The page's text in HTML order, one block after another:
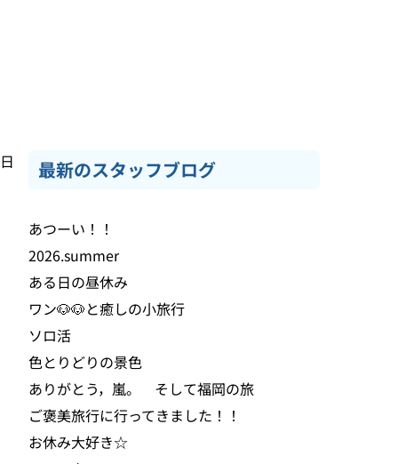
最新のスタッフブログ
あつーい！！
2026.summer
ある日の昼休み
ワン🐶🐶と癒しの小旅行
ソロ活
色とりどりの景色
ありがとう，嵐。 そして福岡の旅
ご褒美旅行に行ってきました！！
お休み大好き☆